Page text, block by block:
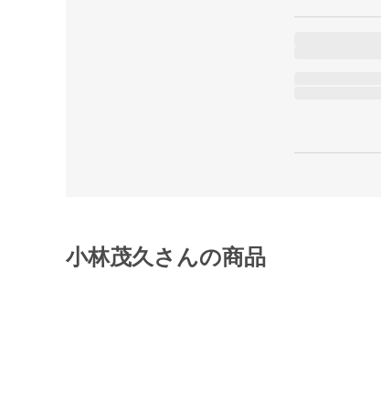
小林茂久さんの商品